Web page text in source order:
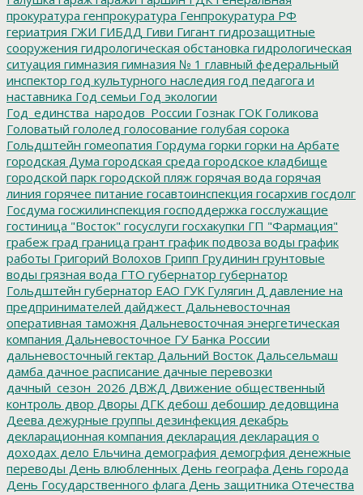
прокуратура генпрокуратура Генпрокуратура РФ
гериатрия ГЖИ ГИБДД Гиви Гигант гидрозащитные
сооружения гидрологическая обстановка гидрологическая
ситуация гимназия гимназия № 1 главный федеральный
инспектор год культурного наследия год педагога и
наставника Год семьи Год экологии
Год_единства_народов_России Гознак ГОК Голикова
Головатый гололед голосование голубая сорока
Гольдштейн гомеопатия Гордума горки горки на Арбате
городская Дума городская среда городское кладбище
городской парк городской пляж горячая вода горячая
линия горячее питание госавтоинспекция госархив госдолг
Госдума госжилинспекция господдержка госслужащие
гостиница "Восток" госуслуги госхакупки ГП "Фармация"
грабеж град граница грант график подвоза воды график
работы Григорий Волохов Грипп Грудинин грунтовые
воды грязная вода ГТО губернатор губернатор
Гольдштейн губернатор ЕАО ГУК Гулягин Д давление на
предпринимателей дайджест Дальневосточная
оперативная таможня Дальневосточная энергетическая
компания Дальневосточное ГУ Банка России
дальневосточный гектар Дальний Восток Дальсельмаш
дамба дачное расписание дачные перевозки
дачный_сезон_2026 ДВЖД Движение общественный
контроль двор Дворы ДГК дебош дебошир дедовщина
Деева дежурные группы дезинфекция декабрь
декларационная компания декларация декларация о
доходах дело Ельчина демография демогрфия денежные
переводы День влюбленных День географа День города
День Государственного флага День защитника Отечества